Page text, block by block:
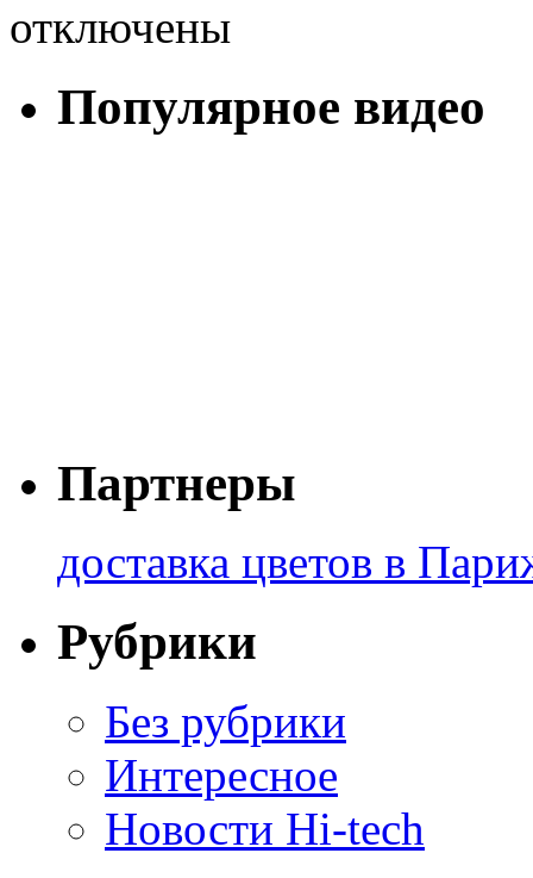
отключены
Популярное видео
Партнеры
доставка цветов в
Рубрики
Без рубрики
Интересное
Новости Hi-tech